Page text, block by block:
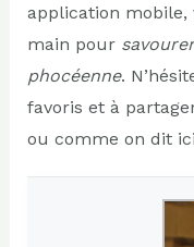
application mobile,
main pour
phocéenne.
favoris et à
ou comme on dit